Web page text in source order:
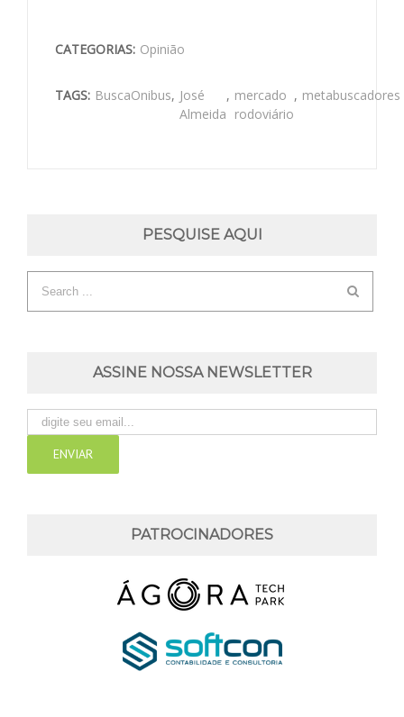
CATEGORIAS: Opinião
TAGS: BuscaOnibus, José
Almeida
, mercado
rodoviário
, metabuscadores
PESQUISE AQUI
ASSINE NOSSA NEWSLETTER
PATROCINADORES